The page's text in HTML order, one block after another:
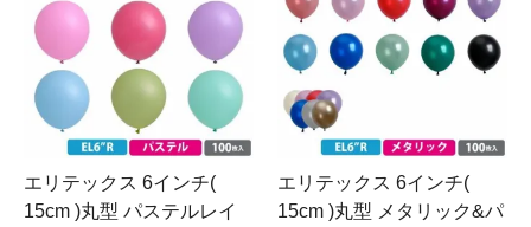
エリテックス 6インチ(
15cm )丸型 パステルレイ
エリテックス 6インチ(
15cm )丸型 メタリック&パ